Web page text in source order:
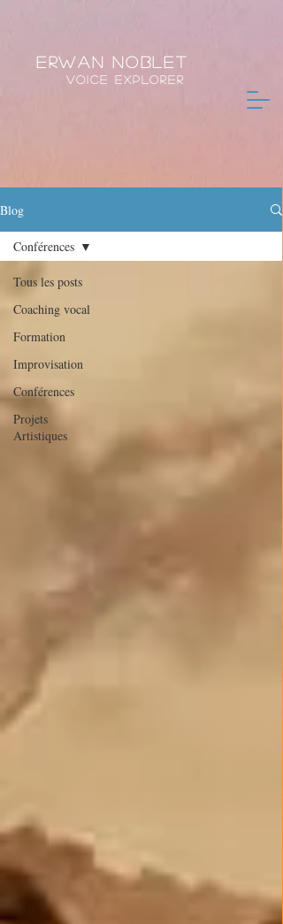
Erwan Noblet
Voice Explorer
Blog
Tous les posts
Coaching vocal
Formation
Improvisation
Conférences
Projets
Artistiques
Conférences